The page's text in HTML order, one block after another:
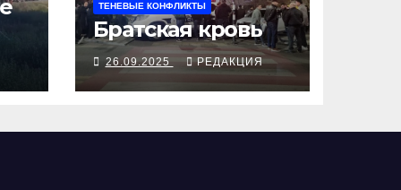
ТЕНЕВЫЕ КОНФЛИКТЫ
Братская кровь
26.09.2025 РЕДАКЦИЯ